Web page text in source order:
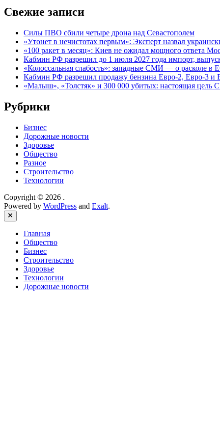
Свежие записи
Силы ПВО сбили четыре дрона над Севастополем
«Утонет в нечистотах первым»: Эксперт назвал
«100 ракет в месяц»: Киев не ожидал мощного ответа
Кабмин РФ разрешил до 1 июля 2027 года импорт,
«Колоссальная слабость»: западные СМИ — о расколе в
Кабмин РФ разрешил продажу бензина Евро-2, Евро-3 и
«Малыш», «Толстяк» и 300 000 убитых: настоящая
Рубрики
Бизнес
Дорожные новости
Здоровье
Общество
Разное
Строительство
Технологии
Copyright © 2026 .
Powered by WordPress and Exalt.
Close
Главная
Общество
Бизнес
Строительство
Здоровье
Технологии
Дорожные новости